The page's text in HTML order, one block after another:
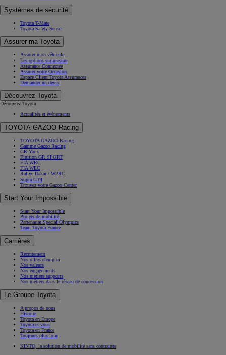
Systèmes de sécurité
Toyota T-Mate
Toyota Safety Sense
Assurer ma Toyota
Assurer mon véhicule
Les options sur-mesure
Assurance Connectée
Assurer votre Occasion
Espace Client Toyota Assurances
Demander un devis
Découvrez Toyota
Découvrez Toyota
Actualités et évènements
TOYOTA GAZOO Racing
TOYOTA GAZOO Racing
Gamme Gazoo Racing
GR Yaris
Finition GR SPORT
FIA WRC
FIA WEC
Rallye Dakar / W2RC
Supra GT4
Trouvez votre Gazoo Center
Start Your Impossible
Start Your Impossible
Projets de mobilité
Partenariat Special Olympics
Team Toyota France
Carrières
Recrutement
Nos offres d'emploi
Nos valeurs
Nos engagements
Nos métiers supports
Nos métiers dans le réseau de concession
Le Groupe Toyota
A propos de nous
Histoire
Toyota en Europe
Toyota et vous
Toyota en France
Toujours plus loin
KINTO, la solution de mobilité sans contrainte